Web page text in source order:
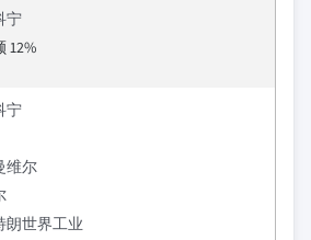
宁
12%
宁
维尔
朗世界工业